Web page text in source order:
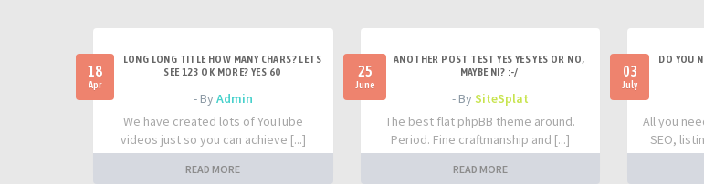
18
Apr
LONG LONG TITLE HOW MANY CHARS? LETS
SEE 123 OK MORE? YES 60
- ByAdmin
We have created lots of YouTube
videos just so you can achieve [...]
READ MORE
25
June
ANOTHER POST TEST YES YES YES OR NO,
MAYBE NI? :-/
- BySiteSplat
The best flat phpBB theme around.
Period. Fine craftmanship and [...]
READ MORE
03
July
DO YOU
All you
SEO,